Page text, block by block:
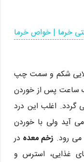
شکم و سمت چپ
ساعت پس از خوردن
گردد. اغلب این درد
آید ولی با خوردن
می رود. زخم معدهدر
غذایی، استرس و